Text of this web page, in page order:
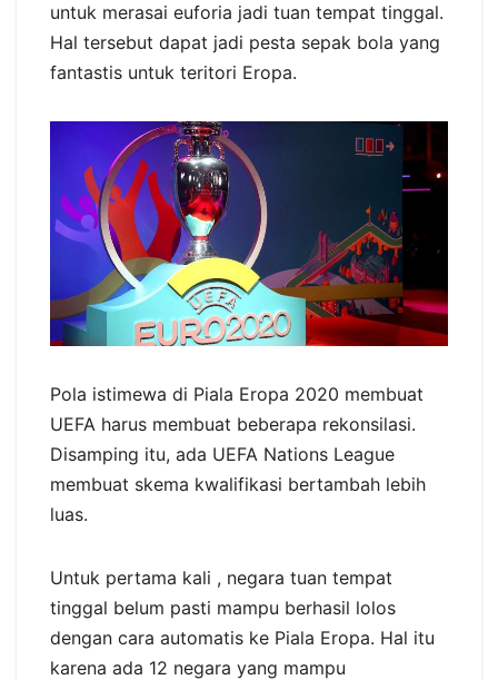
untuk merasai euforia jadi tuan tempat tinggal.
Hal tersebut dapat jadi pesta sepak bola yang
fantastis untuk teritori Eropa.
Pola istimewa di Piala Eropa 2020 membuat
UEFA harus membuat beberapa rekonsilasi.
Disamping itu, ada UEFA Nations League
membuat skema kwalifikasi bertambah lebih
luas.
Untuk pertama kali , negara tuan tempat
tinggal belum pasti mampu berhasil lolos
dengan cara automatis ke Piala Eropa. Hal itu
karena ada 12 negara yang mampu